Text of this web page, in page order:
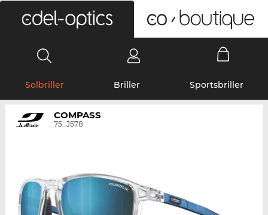
Solbriller Briller Sportsbriller
COMPASS
75_J578